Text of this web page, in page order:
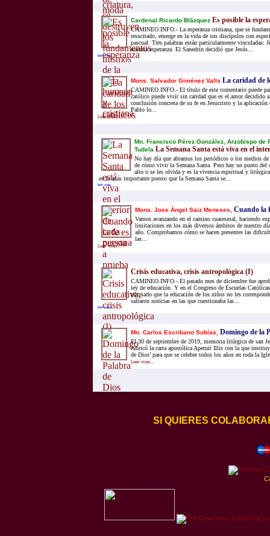
Cardenal Ricardo Blázquez Es posible la
CAMINEO.INFO.- La esperanza cristiana, que se
resucitado, emerge en la vida de sus discípulos con
pascual. Tres palabras están particularmente vinculadas:
nuestra esperanza. El Sanedrín decidió que Jesús...
leer mas...
Mons. Salvador Giménez Valls La caridad de
CAMINEO.INFO.- El título de este comentario puede
católico puede vivir sin caridad que es el amor decidido
conclusión concreta de su fe en Jesucristo y la aplicación
Pablo lo...
Leer mas...
Mn. Francisco Pérez González, Arzobispo de
Tudela La Semana Santa está viva en el
No hay día que abramos los periódicos o los medios
de cómo vivir la Semana Santa. Pero hay un punto del
alto o se les olvida y es la vivencia espiritual y
es lo más importante puesto que la Semana Santa se...
leer mas...
Mons. Jose Àngel Saiz Meneses, Cuando la
Vamos avanzando en el camino cuaresmal, haciendo
limitaciones en los más diversos ámbitos de nuestro
año. Comprobamos cómo se hacen presentes las
las...
Leer mas...
Crisis educativa, crisis antropológica (I)
CAMINEO.INFO.- El pasado mes de diciembre fue
ley de educación. Y en el Congreso de Escuelas
afirmado que la educación de los niños no les
saltaron noticias en las que cuestionaba las...
leer mas...
Mn. Carlos Escribano Subías, Domingo de la
El 30 de septiembre de 2019, memoria litúrgica de san
rubricó la carta apostólica Aperuit Illis con la que
de Dios’ para que se celebre todos los años en toda la
Leer mas...
SI QUIERES